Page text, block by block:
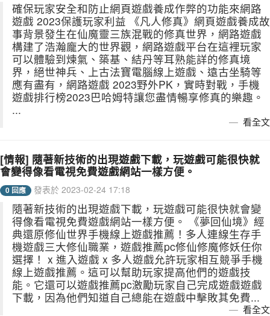
確保玩家安全和防止網頁遊戲養成作弊的功能來網路
遊戲 2023保護玩家利益 《凡人修真》網頁遊戲養成故
事背景發生在仙魔靈三族混戰的修真世界，網路遊戲
構建了浩瀚龐大的世界觀，網路遊戲平台在這裡玩家
可以體驗到煉氣、築基、結丹等耳熟能詳的修真境
界，絕世神兵、上古法寶電腦線上遊戲、遠古坐騎等
應有盡有，網路遊戲 2023野外PK，實時對戰，手機
遊戲排行榜2023巴哈姆特讓您盡情暢享修真的樂趣。
...
看全文
[情報] 隨著新技術的出現遊戲下載，玩遊戲可能很快就
會變得像看電視免費遊戲網站一樣方便。
0 回應 發表於 2023-02-24 17:18
隨著新技術的出現遊戲下載，玩遊戲可能很快就會變
得像看電視免費遊戲網站一樣方便。 《夢回仙境》經
典還原修仙世界手機線上遊戲推薦！多人連線生存手
機遊戲三大修仙職業，遊戲推薦pc修仙修魔修妖任你
選擇！ x 進入遊戲 x 多人遊戲允許玩家相互競爭手機
線上遊戲推薦。這可以幫助玩家提高他們的遊戲技
能。它還可以遊戲推薦pc激勵玩家自己完成遊戲遊戲
下載，因為他們知道自己總能在遊戲中擊敗其免費...
看全文